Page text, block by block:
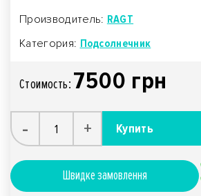
Производитель: RAGT
Категория: Подсолнечник
Стоимость: 7500 грн
- + Купить
Швидке замовлення